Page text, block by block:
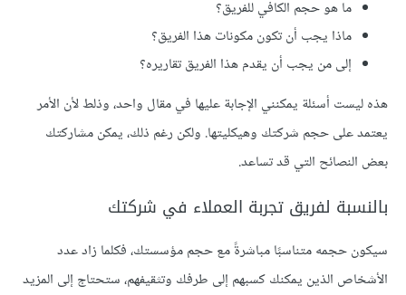
ما هو حجم الكافي للفريق؟
ماذا يجب أن تكون مكونات هذا الفريق؟
إلى من يجب أن يقدم هذا الفريق تقاريره؟
هذه ليست أسئلة يمكنني الإجابة عليها في مقال واحد، وذلط لأن الأمر
يعتمد على حجم شركتك وهيكليتها. ولكن رغم ذلك، يمكن مشاركتك
بعض النصائح التي قد تساعد.
بالنسبة لفريق تجربة العملاء في شركتك
سيكون حجمه متناسبًا مباشرةً مع حجم مؤسستك، فكلما زاد عدد
الأشخاص الذين يمكنك كسبهم إلى طرفك وتثقيفهم، ستحتاج إلى المزيد